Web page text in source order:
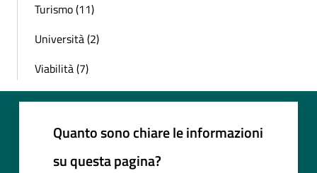
Turismo (11)
Università (2)
Viabilità (7)
Quanto sono chiare le informazioni
su questa pagina?